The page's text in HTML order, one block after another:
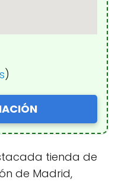
)
tienda de
de Madrid,